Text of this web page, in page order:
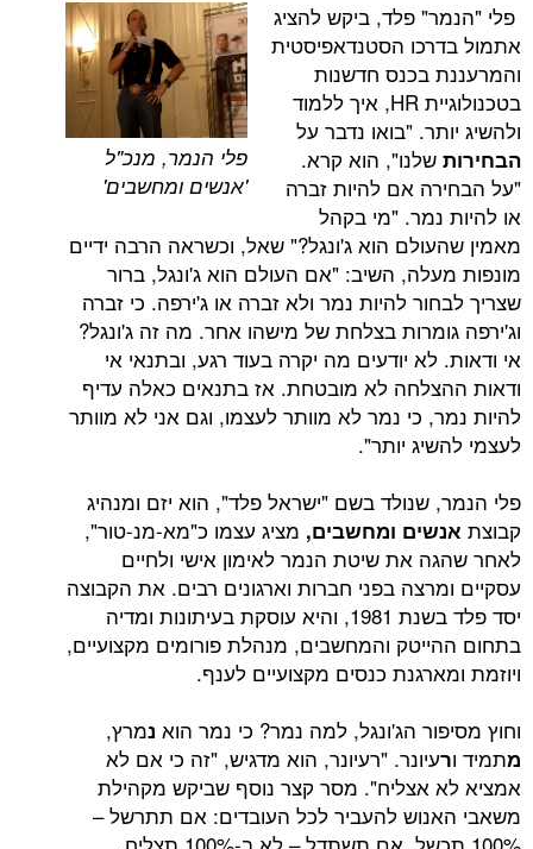
פלי הנמר, מנכ"ל
'אנשים ומחשבים'
פלד, ביקש להציג
הסטנדאפיסטית
בכנס חדשנות
בטכנולוגיית HR, איך ללמוד
"בואו נדבר על
שלנו", הוא קרא.
אם להיות זברה
"מי בקהל
הוא ג'ונגל?" שאל, וכשראה הרבה ידיים
השיב: "אם העולם הוא ג'ונגל, ברור
להיות נמר ולא זברה או ג'ירפה. כי זברה
בצלחת של מישהו אחר. מה זה ג'ונגל?
יודעים מה יקרה בעוד רגע, ובתנאי אי
לא מובטחת. אז בתנאים כאלה עדיף
כי נמר לא מוותר לעצמו, וגם אני לא מוותר
יותר".
בשם "ישראל פלד", הוא יזם ומנהיג
ומחשבים, מציג עצמו כ"מא-מנ-טור",
את שיטת הנמר לאימון אישי ולחיים
בפני חברות וארגונים רבים. את הקבוצה
יסד פלד בשנת 1981, והיא עוסקת בעיתונות ומדיה
והמחשבים, מנהלת פורומים מקצועיים,
כנסים מקצועיים לענף.
הג'ונגל, למה נמר? כי נמר הואנמרץ,
"רעיונר, הוא מדגיש, "זה כי אם לא
מסר קצר נוסף שביקש מקהילת
להעביר לכל העובדים: אם תתרשל –